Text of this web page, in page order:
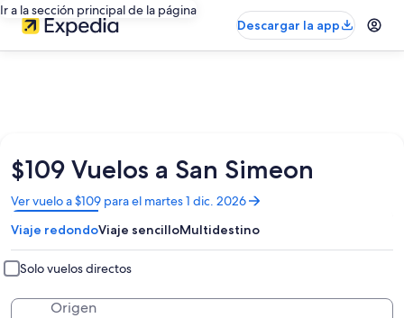
Ir a la sección principal de la página
Descargar la app
$109 Vuelos a San Simeon
Ver vuelo a $109 para el martes 1 dic. 2026
Se
abrirá
en
una
nueva
ventana
Viaje redondoViaje sencilloMultidestino
Solo vuelos directos
Origen